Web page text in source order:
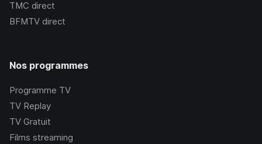
TMC direct
BFMTV direct
Nos programmes
Programme TV
TV Replay
TV Gratuit
Films streaming